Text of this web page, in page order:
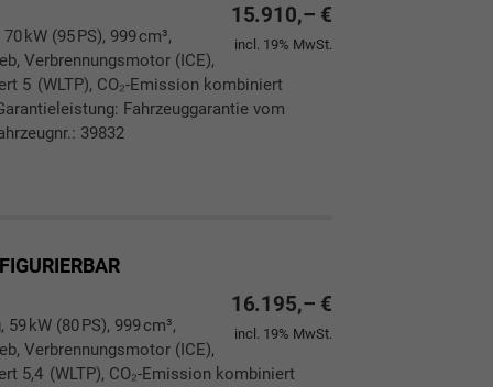
15.910,– €
incl. 19% MwSt.
kW (95 PS), 999 cm³,
Verbrennungsmotor (ICE),
5 (WLTP), CO₂-Emission kombiniert
Fahrzeuggarantie vom
39832
16.195,– €
incl. 19% MwSt.
kW (80 PS), 999 cm³,
Verbrennungsmotor (ICE),
5,4 (WLTP), CO₂-Emission kombiniert